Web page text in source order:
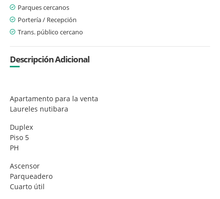
Parques cercanos
Portería / Recepción
Trans. público cercano
Descripción Adicional
Apartamento para la venta
Laureles nutibara
Duplex
Piso 5
PH
Ascensor
Parqueadero
Cuarto útil